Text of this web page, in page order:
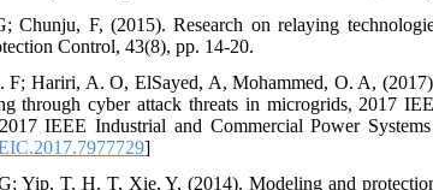
Chunju, F, (2015). Research on relaying
Control, 43(8), pp. 14-20.
F; Hariri, A. O, ElSayed, A, Mohammed, O. A,
through cyber attack threats in microgrids, 2017
IEEE Industrial and Commercial Power
]
Yip, T. H. T, Xie, Y, (2014). Modeling and